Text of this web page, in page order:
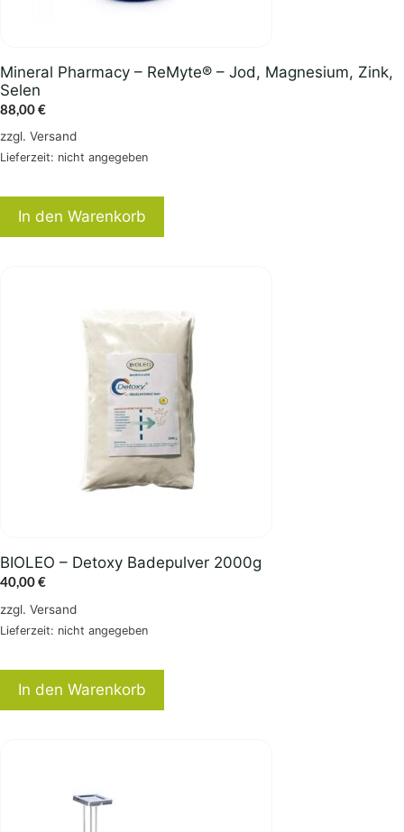
Mineral Pharmacy – ReMyte® – Jod, Magnesium, Zink,
Selen
88,00€
zzgl. Versand
Lieferzeit: nicht angegeben
In den Warenkorb
BIOLEO – Detoxy Badepulver 2000g
40,00€
zzgl. Versand
Lieferzeit: nicht angegeben
In den Warenkorb